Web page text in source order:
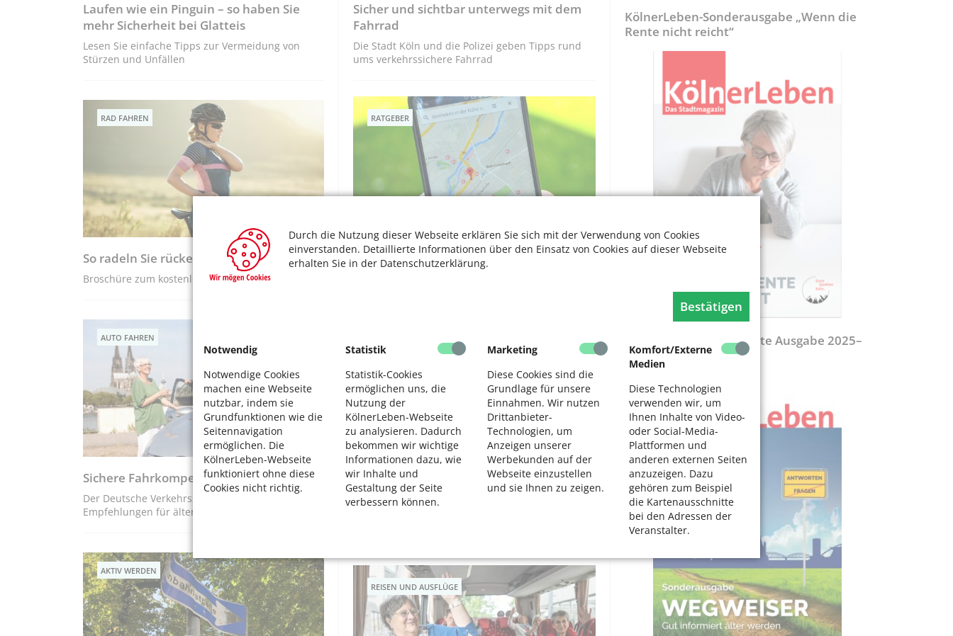
Durch die Nutzung dieser Webseite erklären Sie sich mit der Verwendung von Cookies
einverstanden. Detaillierte Informationen über den Einsatz von Cookies auf dieser Webseite
erhalten Sie in der Datenschutzerklärung.
Bestätigen
Notwendig
Notwendige Cookies
machen eine Webseite
nutzbar, indem sie
Grundfunktionen wie die
Seitennavigation
ermöglichen. Die
KölnerLeben-Webseite
funktioniert ohne diese
Cookies nicht richtig.
Statistik
Statistik-Cookies
ermöglichen uns, die
Nutzung der
KölnerLeben-Webseite
zu analysieren. Dadurch
bekommen wir wichtige
Informationen dazu, wie
wir Inhalte und
Gestaltung der Seite
verbessern können.
Marketing
Diese Cookies sind die
Grundlage für unsere
Einnahmen. Wir nutzen
Drittanbieter-
Technologien, um
Anzeigen unserer
Werbekunden auf der
Webseite einzustellen
und sie Ihnen zu zeigen.
Komfort/Externe
Medien
Diese Technologien
verwenden wir, um
Ihnen Inhalte von Video-
oder Social-Media-
Plattformen und
anderen externen Seiten
anzuzeigen. Dazu
gehören zum Beispiel
die Kartenausschnitte
bei den Adressen der
Veranstalter.
Laufen wie ein Pinguin – so haben Sie
mehr Sicherheit bei Glatteis
Lesen Sie einfache Tipps zur Vermeidung von
Stürzen und Unfällen
RAD FAHREN
So radeln Sie rückenfreundlich
Broschüre zum kostenlosen Herunterladen
AUTO FAHREN
Sichere Fahrkompetenz im Alter
Der Deutsche Verkehrssicherheitsrat fasst
Empfehlungen für ältere Menschen zusammen.
AKTIV WERDEN
Sicher und sichtbar unterwegs mit dem
Fahrrad
Die Stadt Köln und die Polizei geben Tipps rund
ums verkehrssichere Fahrrad
RATGEBER
Immer dem Navi nach: Navigation mit
UNSER KÖLN
Die Geschichte der Kölner Straßenbahn
REISEN UND AUSFLÜGE
KölnerLeben-Sonderausgabe „Wenn die
Rente nicht reicht“
Wegweiser - Aktualisierte Ausgabe 2025–
2027